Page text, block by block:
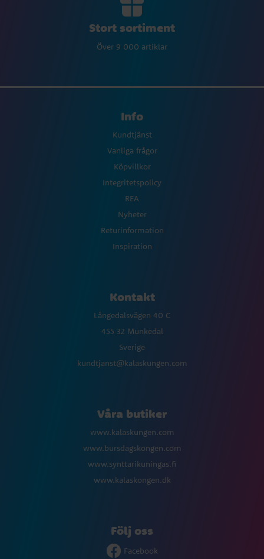
Stort sortiment
Över 9 000 artiklar
Info
Kundtjänst
Vanliga frågor
Köpvillkor
Integritetspolicy
REA
Nyheter
Returinformation
Inspiration
Kontakt
Långedalsvägen 40 C
455 32 Munkedal
Sverige
kundtjanst@kalaskungen.com
Våra butiker
www.kalaskungen.com
www.bursdagskongen.com
www.synttarikuningas.fi
www.kalaskongen.dk
Följ oss
Facebook